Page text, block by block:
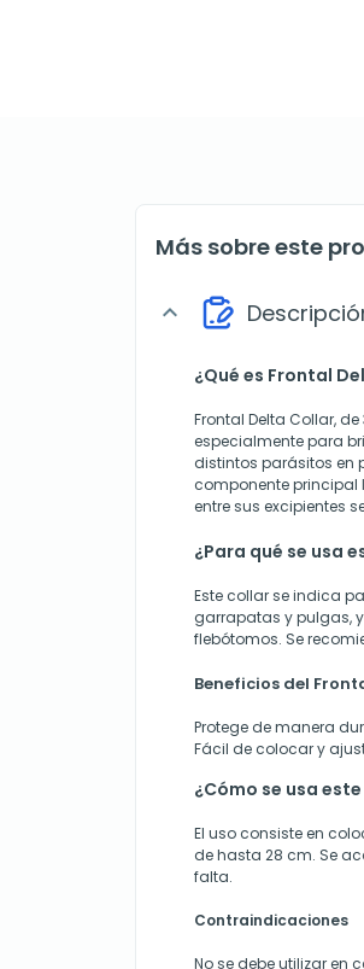
Más sobre este
expand_more
¿Qué es Frontal
Frontal Delta Collar,
especialmente para
distintos parásitos en
componente principal
entre sus excipientes
¿Para qué se usa
Este collar se indica
garrapatas y pulgas,
flebótomos. Se
Beneficios del
Protege de manera
Fácil de colocar y
¿Cómo se usa
El uso consiste en
de hasta 28 cm. Se
falta.
Contraindicaciones
No se debe utilizar en